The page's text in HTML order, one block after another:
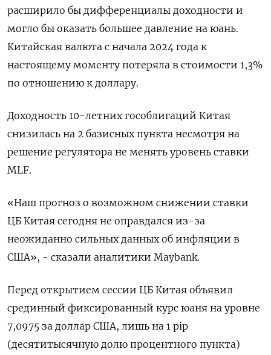
расширило бы дифференциалы доходности и
могло бы оказать большее давление на юань.
Китайская валюта с начала 2024 года к
настоящему моменту потеряла в стоимости 1,3%
по отношению к доллару.
Доходность 10-летних гособлигаций Китая
снизилась на 2 базисных пункта несмотря на
решение регулятора не менять уровень ставки
MLF.
«Наш прогноз о возможном снижении ставки
ЦБ Китая сегодня не оправдался из-за
неожиданно сильных данных об инфляции в
США», - сказали аналитики Maybank.
Перед открытием сессии ЦБ Китая объявил
срединный фиксированный курс юаня на уровне
7,0975 за доллар США, лишь на 1 pip
(десятитысячную долю процентного пункта)